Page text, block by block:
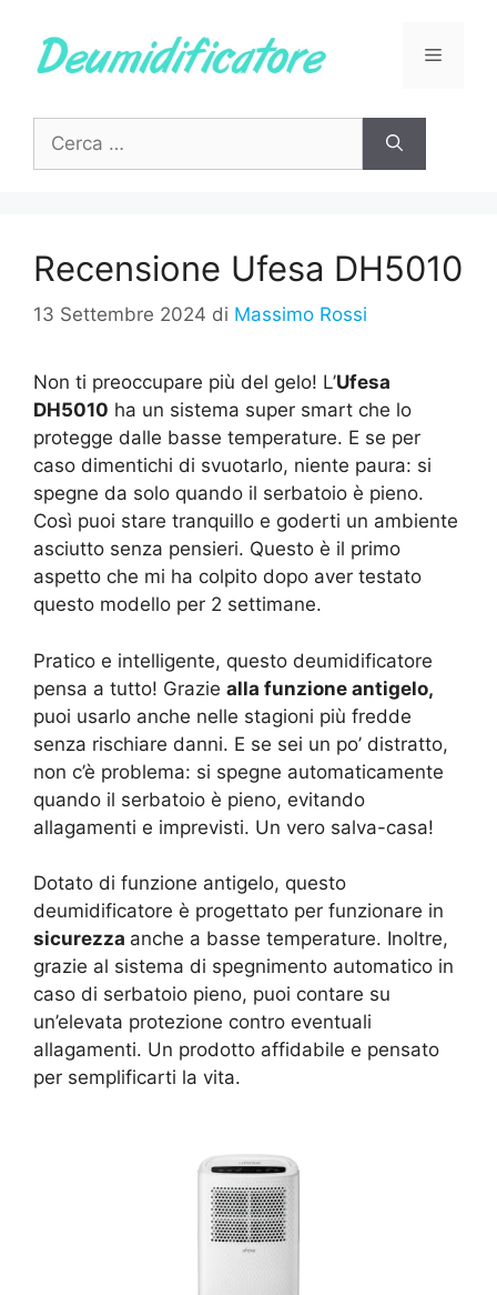
contenuto
Menu
per:
Recensione Ufesa DH5010
13 Settembre 2024 di Massimo Rossi
Non ti preoccupare più del gelo! L’Ufesa
DH5010 ha un sistema super smart che lo
protegge dalle basse temperature. E se per
caso dimentichi di svuotarlo, niente paura: si
spegne da solo quando il serbatoio è pieno.
Così puoi stare tranquillo e goderti un ambiente
asciutto senza pensieri. Questo è il primo
aspetto che mi ha colpito dopo aver testato
questo modello per 2 settimane.
Pratico e intelligente, questo deumidificatore
pensa a tutto! Grazie alla funzione antigelo,
puoi usarlo anche nelle stagioni più fredde
senza rischiare danni. E se sei un po’ distratto,
non c’è problema: si spegne automaticamente
quando il serbatoio è pieno, evitando
allagamenti e imprevisti. Un vero salva-casa!
Dotato di funzione antigelo, questo
deumidificatore è progettato per funzionare in
sicurezza anche a basse temperature. Inoltre,
grazie al sistema di spegnimento automatico in
caso di serbatoio pieno, puoi contare su
un’elevata protezione contro eventuali
allagamenti. Un prodotto affidabile e pensato
per semplificarti la vita.